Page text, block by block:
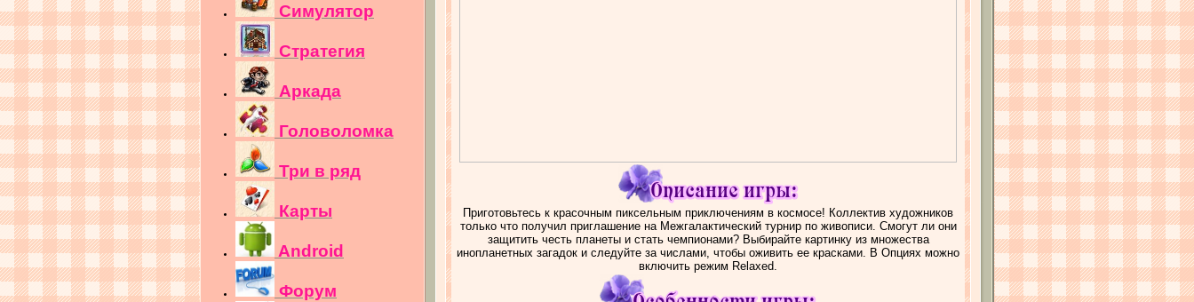
Симулятор
Стратегия
Аркада
Головоломка
Три в ряд
Карты
Android
Форум
Приготовьтесь к красочным пиксельным приключениям в космосе! Коллектив художников
только что получил приглашение на Межгалактический турнир по живописи. Смогут ли они
защитить честь планеты и стать чемпионами? Выбирайте картинку из множества
инопланетных загадок и следуйте за числами, чтобы оживить ее красками. В Опциях можно
включить режим Relaxed.